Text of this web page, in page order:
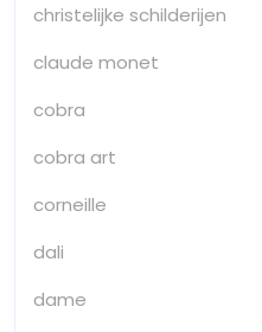
christelijke schilderijen
claude monet
cobra
cobra art
corneille
dali
dame